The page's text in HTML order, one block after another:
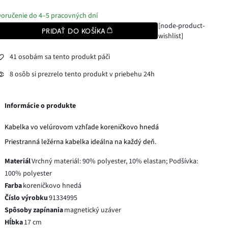
do 4–5 pracovných dní
PRIDAŤ DO KOŠÍKA
[node-product-
wishlist]
41 osobám sa tento produkt páči
8 osôb si prezrelo tento produkt v priebehu 24h
Informácie o produkte
Kabelka vo velúrovom vzhľade koreničkovo hnedá
Priestranná ležérna kabelka ideálna na každý deň.
MateriálVrchný materiál: 90% polyester, 10% elastan; Podšívka:
100% polyester
Farbakoreničkovo hnedá
Číslo výrobku91334995
Spôsoby zapínaniamagnetický uzáver
Hĺbka17 cm